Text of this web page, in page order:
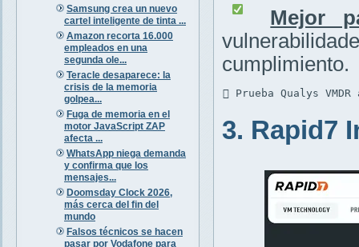
Samsung crea un nuevo
cartel inteligente de tinta ...
Amazon recorta 16.000
empleados en una
segunda ole...
Teracle desaparece: la
crisis de la memoria
golpea...
Fuga de memoria en el
motor JavaScript ZAP
afecta ...
WhatsApp niega demanda
y confirma que los
mensajes...
Doomsday Clock 2026,
más cerca del fin del
mundo
Falsos técnicos se hacen
pasar por Vodafone para
Mejor
cumplimiento.
 Prueba Qualys
3. Rapid7